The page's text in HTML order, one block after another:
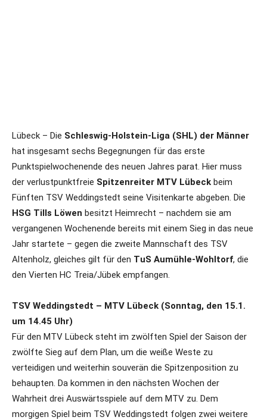
Lübeck – Die Schleswig-Holstein-Liga (SHL) der Männer
hat insgesamt sechs Begegnungen für das erste
Punktspielwochenende des neuen Jahres parat. Hier muss
der verlustpunktfreie Spitzenreiter MTV Lübeck beim
Fünften TSV Weddingstedt seine Visitenkarte abgeben. Die
HSG Tills Löwen besitzt Heimrecht – nachdem sie am
vergangenen Wochenende bereits mit einem Sieg in das neue
Jahr startete – gegen die zweite Mannschaft des TSV
Altenholz, gleiches gilt für den TuS Aumühle-Wohltorf, die
den Vierten HC Treia/Jübek empfangen.
TSV Weddingstedt – MTV Lübeck (Sonntag, den 15.1.
um 14.45 Uhr)
Für den MTV Lübeck steht im zwölften Spiel der Saison der
zwölfte Sieg auf dem Plan, um die weiße Weste zu
verteidigen und weiterhin souverän die Spitzenposition zu
behaupten. Da kommen in den nächsten Wochen der
Wahrheit drei Auswärtsspiele auf dem MTV zu. Dem
morgigen Spiel beim TSV Weddingstedt folgen zwei weitere